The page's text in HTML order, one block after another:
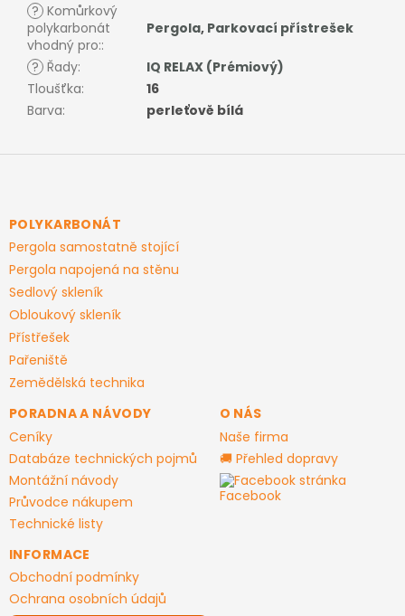
? Komůrkový
polykarbonát
vhodný pro::
Pergola, Parkovací přístrešek
? Řady:
IQ RELAX (Prémiový)
Tloušťka:
16
Barva: perleťově bílá
Z
aPOLYKARBONÁT
Pergola samostatně stojící
Pergola napojená na stěnu
Sedlový skleník
Obloukový skleník
Přístřešek
Pařeniště
Zemědělská technika
PORADNA A NÁVODY
Ceníky
Databáze technických pojmů
Montážní návody
Průvodce nákupem
Technické listy
O NÁS
Naše firma
🚚 Přehled dopravy
Facebook stránka
INFORMACE
Obchodní podmínky
Ochrana osobních údajů